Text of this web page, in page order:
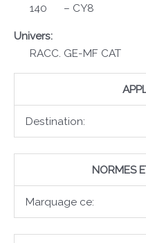
140 – CY8
Univers:
RACC. GE-MF CAT
Destination:
NORMES
Marquage ce: